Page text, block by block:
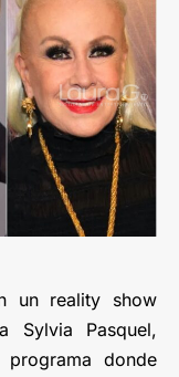
un reality show
Sylvia Pasquel,
donde